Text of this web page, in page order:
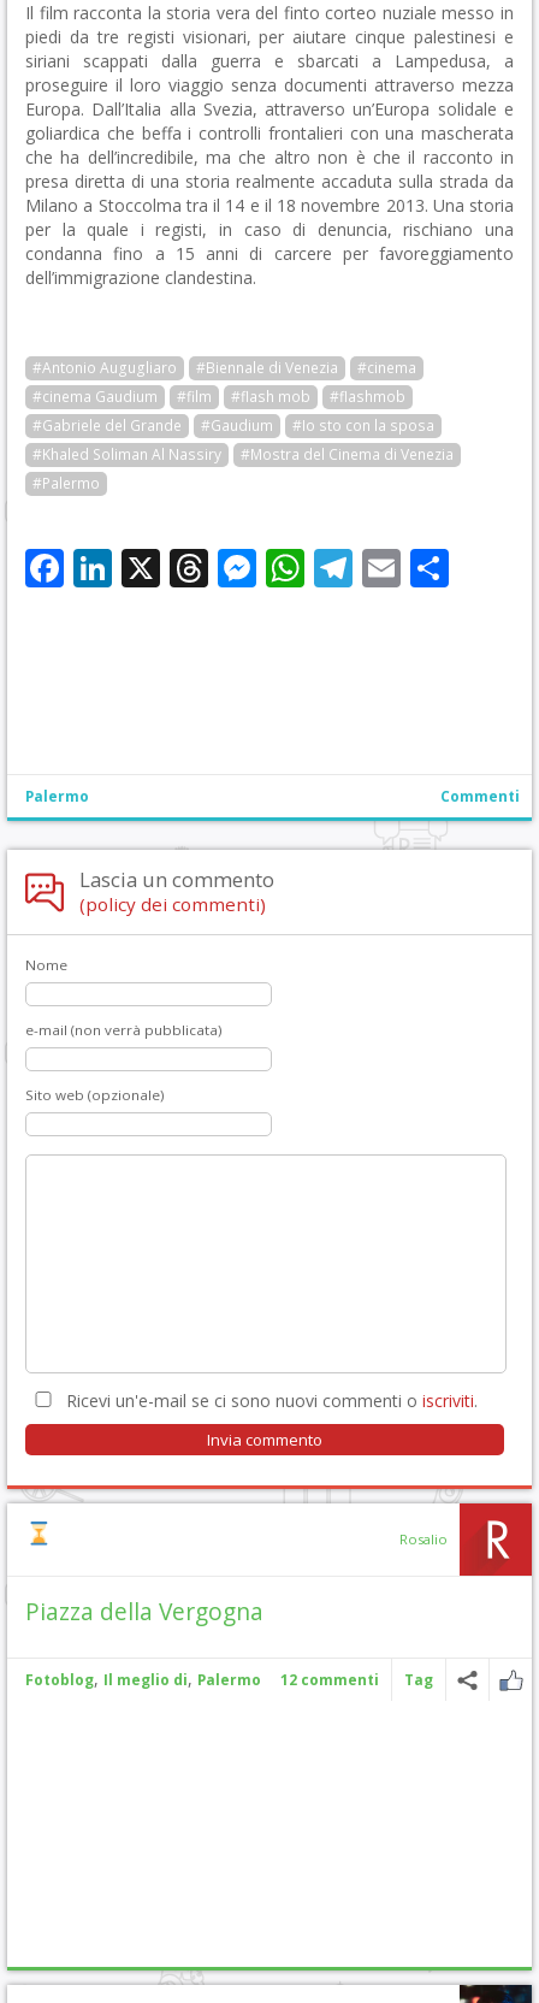
Il film racconta la storia vera del finto corteo nuziale messo in
piedi da tre registi visionari, per aiutare cinque palestinesi e
siriani scappati dalla guerra e sbarcati a Lampedusa, a
proseguire il loro viaggio senza documenti attraverso mezza
Europa. Dall’Italia alla Svezia, attraverso un’Europa solidale e
goliardica che beffa i controlli frontalieri con una mascherata
che ha dell’incredibile, ma che altro non è che il racconto in
presa diretta di una storia realmente accaduta sulla strada da
Milano a Stoccolma tra il 14 e il 18 novembre 2013. Una storia
per la quale i registi, in caso di denuncia, rischiano una
condanna fino a 15 anni di carcere per favoreggiamento
dell’immigrazione clandestina.
#Antonio Augugliaro #Biennale di Venezia
#cinema
#cinema Gaudium
#film #flash mob
#flashmob
#Gabriele del Grande
#Gaudium
#Io sto con la sposa
#Khaled Soliman Al Nassiry
#Mostra del Cinema di Venezia
#Palermo
Facebook
LinkedIn
X Threads
Messenger
WhatsApp
Telegram
Email
Palermo Commenti
Lascia un commento
(policy dei commenti)
Nome
e-mail (non verrà pubblicata)
Sito web (opzionale)
Ricevi un'e-mail se ci sono nuovi commenti o iscriviti.
Rosalio
Piazza della Vergogna
Fotoblog, Il meglio di, Palermo 12 commenti Tag